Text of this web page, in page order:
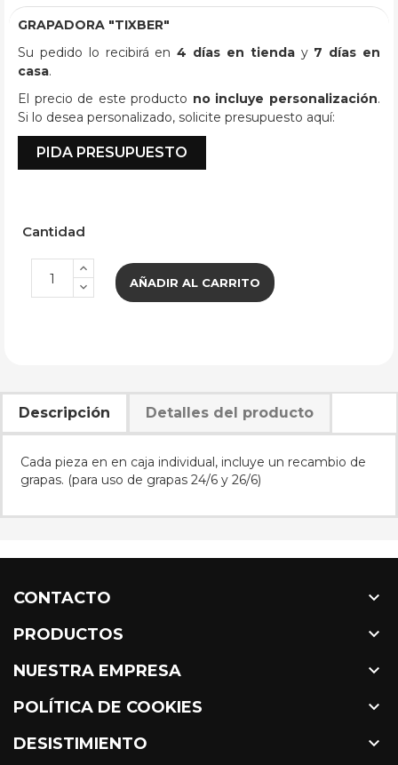
GRAPADORA "TIXBER"
Su pedido lo recibirá en4 días en tienday 7 días en
casa.
El precio de este producto no incluye personalización.
Si lo desea personalizado, solicite presupuesto aquí:
PIDA PRESUPUESTO
Cantidad
AÑADIR AL CARRITO
Descripción Detalles del producto
Cada pieza en en caja individual, incluye un recambio de
grapas. (para uso de grapas 24/6 y 26/6)
CONTACTO 
PRODUCTOS 
NUESTRA EMPRESA 
POLÍTICA DE COOKIES 
DESISTIMIENTO 